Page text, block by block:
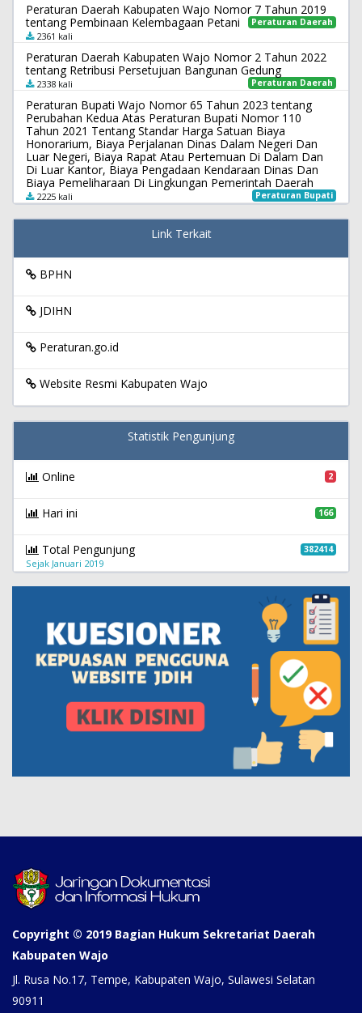
Peraturan Daerah Kabupaten Wajo Nomor 7 Tahun 2019
tentang Pembinaan Kelembagaan Petani
Peraturan Daerah
2361 kali
Peraturan Daerah Kabupaten Wajo Nomor 2 Tahun 2022
tentang Retribusi Persetujuan Bangunan Gedung
Peraturan Daerah
2338 kali
Peraturan Bupati Wajo Nomor 65 Tahun 2023 tentang
Perubahan Kedua Atas Peraturan Bupati Nomor 110
Tahun 2021 Tentang Standar Harga Satuan Biaya
Honorarium, Biaya Perjalanan Dinas Dalam Negeri Dan
Luar Negeri, Biaya Rapat Atau Pertemuan Di Dalam Dan
Di Luar Kantor, Biaya Pengadaan Kendaraan Dinas Dan
Biaya Pemeliharaan Di Lingkungan Pemerintah Daerah
Peraturan Bupati
2225 kali
Link Terkait
BPHN
JDIHN
Peraturan.go.id
Website Resmi Kabupaten Wajo
Statistik Pengunjung
Online 2
Hari ini 166
Total Pengunjung 382414
Sejak Januari 2019
Copyright © 2019 Bagian Hukum Sekretariat Daerah
Kabupaten Wajo
Jl. Rusa No.17, Tempe, Kabupaten Wajo, Sulawesi Selatan
90911